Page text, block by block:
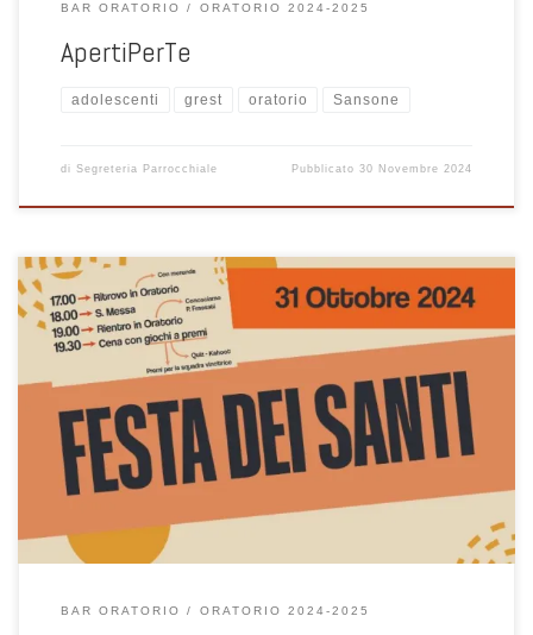
BAR ORATORIO ORATORIO 2024-2025
ApertiPerTe
adolescenti grest oratorio Sansone
di Segreteria Parrocchiale Pubblicato30 Novembre 2024
Aperta a tutti i PRE-ADO (Medie) e ADO della Comunità.
BAR ORATORIO ORATORIO 2024-2025